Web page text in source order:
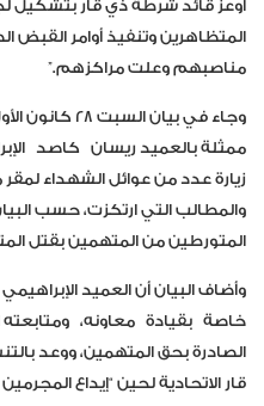
أوعز قائد شرطة ذي قار بتشكيل
المتظاهرين وتنفيذ أوامر القبض
مناصبهم وعلت مراكزهم.”
وجاء في بيان
ممثلة بالعميد ريسان كاصد
زيارة عدد من عوائل الشهداء
والمطالب التي ارتكزت، حسب
المتورطين من المتهمين بقتل
وأضاف البيان أن العميد
خاصة بقيادة معاونه،
الصادرة بحق المتهمين، ووعد
قار الاتحادية لحين “إيداع